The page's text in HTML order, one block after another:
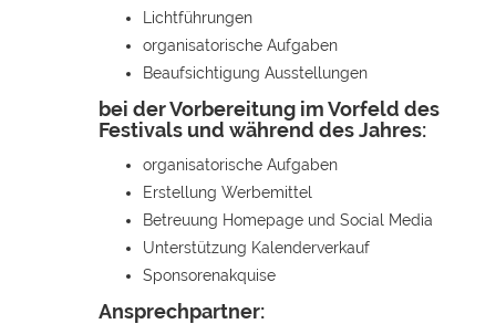
Lichtführungen
organisatorische Aufgaben
Beaufsichtigung Ausstellungen
bei der Vorbereitung im Vorfeld des
Festivals und während des Jahres:
organisatorische Aufgaben
Erstellung Werbemittel
Betreuung Homepage und Social Media
Unterstützung Kalenderverkauf
Sponsorenakquise
Ansprechpartner: